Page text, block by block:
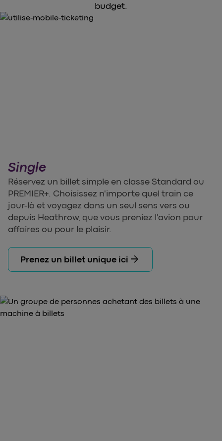
budget.
Single
Réservez un billet simple en classe Standard ou
PREMIER+. Choisissez n'importe quel train ce
jour-là et voyagez dans un seul sens vers ou
depuis Heathrow, que vous preniez l'avion pour
affaires ou pour le plaisir.
Prenez un billet unique ici arrow_forward